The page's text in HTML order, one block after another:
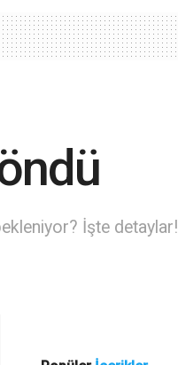
İşte detaylar!